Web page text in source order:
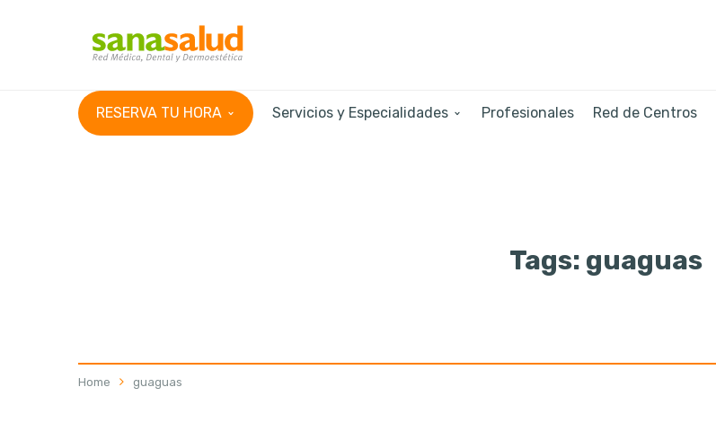
RESERVA TU HORA Servicios y Especialidades Profesionales Red de Centros
Tags: guaguas
Home guaguas